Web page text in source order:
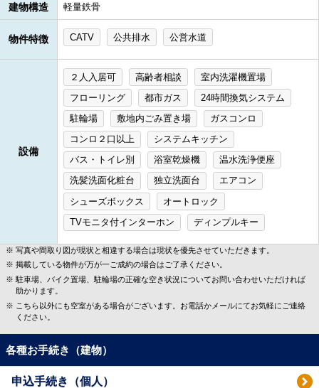
建物構造 軽量鉄骨
物件特徴 CATV 公共排水 公営水道
設備
２人入居可 高齢者相談
室内洗濯機置場
フローリング
都市ガス
24時間換気システム
駐輪場
敷地内ごみ置き場
ガスコンロ
コンロ２口以上
システムキッチン
バス・トイレ別
浴室乾燥機
温水洗浄便座
洗髪洗面化粧台
独立洗面台
エアコン
シューズボックス
オートロック
TVモニタ付インターホン
ディンプルキー
写真や間取り図が現状と相違する場合は現状を優先させていただきます。
掲載している物件が万が一ご成約の場合はご了承ください。
駐車場、バイク置場、駐輪場の正確な空き状況についてお問い合わせいただければ
助かります。
こちら以外にも空室がある場合がございます。お電話かメールにてお気軽にご連絡
ください。
各種お手続き（建物）
申込手続き（個人）